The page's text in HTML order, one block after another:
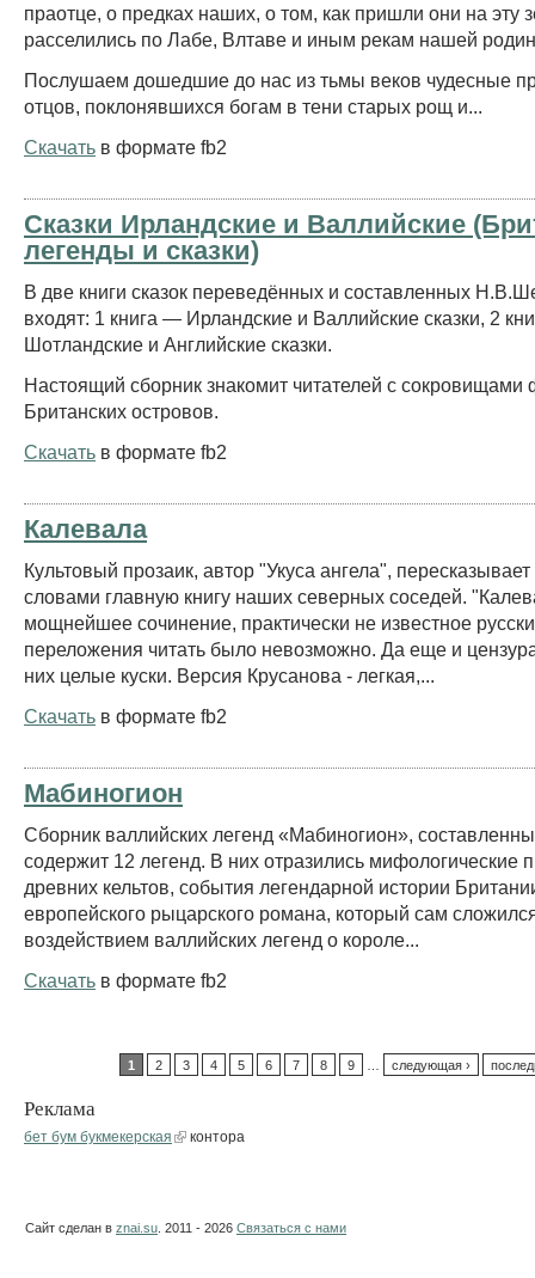
праотце, о предках наших, о том, как пришли они на эту
расселились по Лабе, Влтаве и иным рекам нашей
Послушаем дошедшие до нас из тьмы веков чудесные
отцов, поклонявшихся богам в тени старых рощ и...
Скачать в формате fb2
Сказки Ирландские и Валлийские
легенды и сказки)
В две книги сказок переведённых и составленных
входят: 1 книга — Ирландские и Валлийские сказки, 2
Шотландские и Английские сказки.
Настоящий сборник знакомит читателей с сокровищами
Британских островов.
Скачать в формате fb2
Калевала
Культовый прозаик, автор "Укуса ангела",
словами главную книгу наших северных соседей.
мощнейшее сочинение, практически не известное
переложения читать было невозможно. Да еще и
них целые куски. Версия Крусанова - легкая,...
Скачать в формате fb2
Мабиногион
Сборник валлийских легенд «Мабиногион»,
содержит 12 легенд. В них отразились мифологические
древних кельтов, события легендарной истории
европейского рыцарского романа, который сам
воздействием валлийских легенд о короле...
Скачать в формате fb2
1 2 3 4 5 6 7 8 9 следующая ›
Реклама
бет бум букмекерская контора
Сайт сделан в znai.su . 2011 - 2026 Связаться с нами